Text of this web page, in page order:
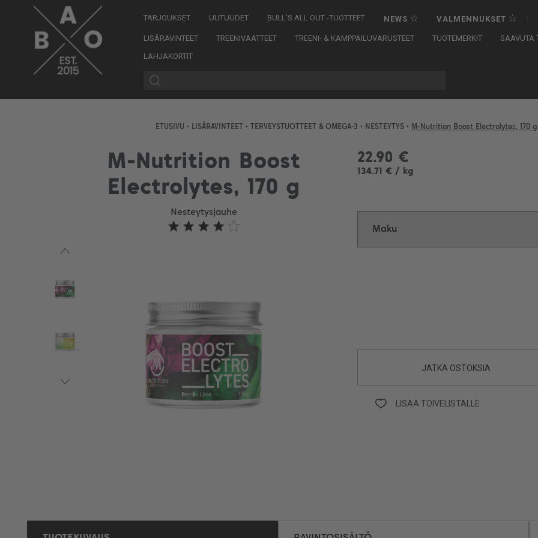
TARJOUKSET UUTUUDET BULL’S ALL OUT -TUOTTEET NEWS ☆ VALMENNUKSET ☆
LISÄRAVINTEET TREENIVAATTEET TREENI- & KAMPPAILUVARUSTEET TUOTEMERKIT
SAAVUTA
LAHJAKORTIT
ETUSIVU • LISÄRAVINTEET • TERVEYSTUOTTEET & OMEGA-3 • NESTEYTYS • M-Nutrition Boost Electrolytes, 170 g
M-Nutrition Boost
Electrolytes, 170 g
Nesteytysjauhe
22.90 €
134.71 € / kg
JATKA OSTOKSIA
LISÄÄ TOIVELISTALLE